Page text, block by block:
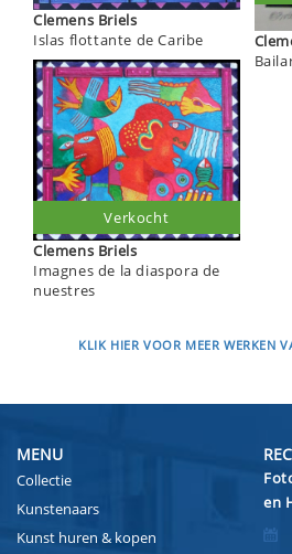
Clemens Briels
Islas flottante de Caribe
Clemens Briels
Imagnes de la diaspora de
nuestres
Verkocht
KLIK HIER VOOR MEER WERKEN
MENU
Collectie
Kunstenaars
Kunst huren & kopen
en